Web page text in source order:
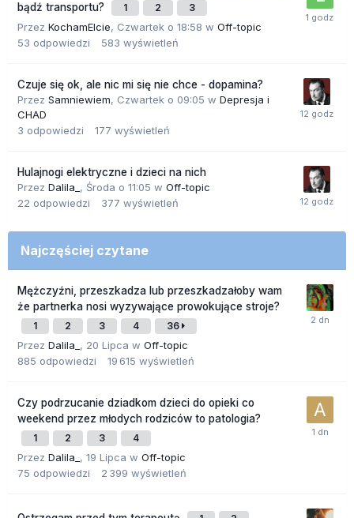
bądź transportu?
1 2 3
Przez KochamElcie, Czwartek o 18:58 w Off-topic
53 odpowiedzi 583 wyświetleń
Czuje się ok, ale nic mi się nie chce - dopamina?
Przez Samniewiem, Czwartek o 09:05 w Depresja i
CHAD
3 odpowiedzi 177 wyświetleń
Hulajnogi elektryczne i dzieci na nich
Przez Dalila_ , Środa o 11:05 w Off-topic
22 odpowiedzi 377 wyświetleń
Najczęściej czytane
Mężczyźni, przeszkadza lub przeszkadzałoby wam
że partnerka nosi wyzywające prowokujące stroje?
1 2 3 4 36
Przez Dalila_ , 20 Lipca w Off-topic
885 odpowiedzi 19 615 wyświetleń
Czy podrzucanie dziadkom dzieci do opieki co
weekend przez młodych rodziców to patologia?
1 2 3 4
Przez Dalila_ , 19 Lipca w Off-topic
75 odpowiedzi 2 399 wyświetleń